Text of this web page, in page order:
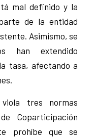
mal definido y la
de la entidad
Asimismo, se
han extendido
tasa, afectando a
tres normas
Coparticipación
prohíbe que se